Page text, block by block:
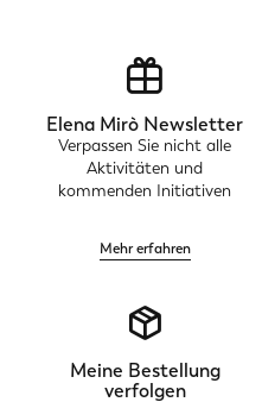
Elena Mirò Newsletter
Verpassen Sie nicht alle
Aktivitäten und
kommenden Initiativen
Mehr erfahren
Meine Bestellung
verfolgen